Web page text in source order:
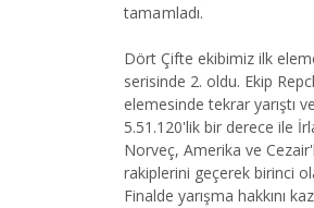
tamamladı.
Dört Çifte ekibimiz ilk
serisinde 2. oldu. Ekip
elemesinde tekrar yarıştı ve
5.51.120'lik bir derece ile
Norveç, Amerika ve
rakiplerini geçerek birinci
Finalde yarışma hakkını